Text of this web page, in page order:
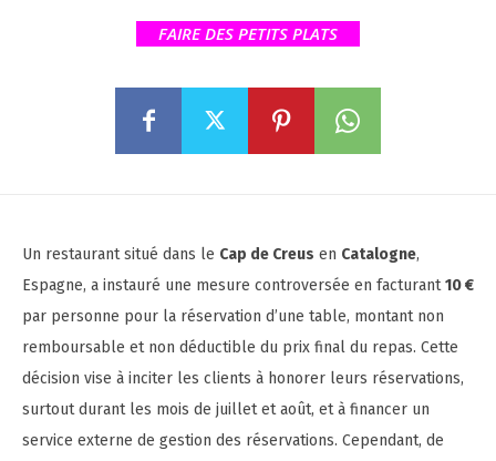
FAIRE DES PETITS PLATS
Un restaurant situé dans le Cap de Creus en Catalogne,
Espagne, a instauré une mesure controversée en facturant10 €
par personne pour la réservation d’une table, montant non
remboursable et non déductible du prix final du repas. Cette
décision vise à inciter les clients à honorer leurs réservations,
surtout durant les mois de juillet et août, et à financer un
service externe de gestion des réservations. Cependant, de